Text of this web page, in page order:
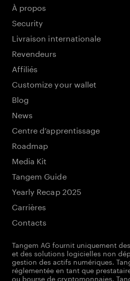
À propos
Security
Livraison internationale
Revendeurs
Affiliés
Customize your wallet
Blog
News
Centre d’apprentissage
Roadmap
Media Kit
Tangem Guide
Yearly Recap 2025
Carrières
Contacts
Tangem AG fournit uniquement
et des solutions logicielles non
gestion des actifs numériques.
réglementée en tant que
ou bourse de cryptomonnaies.